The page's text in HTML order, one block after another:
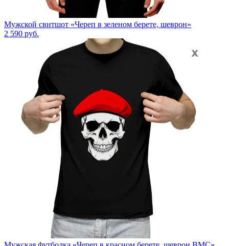
Мужской свитшот «Череп в зеленом берете, шеврон»
2 590 руб.